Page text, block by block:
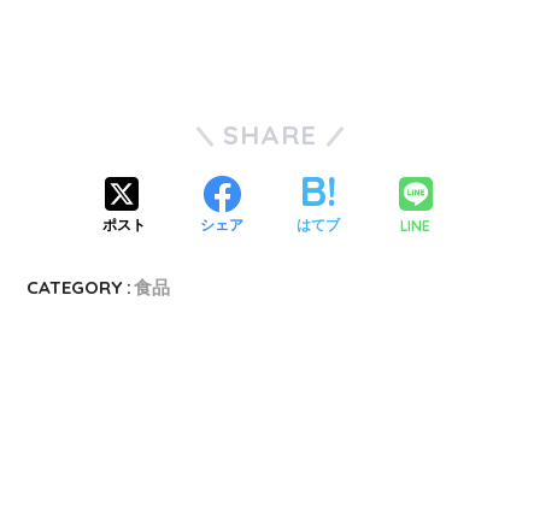
SHARE
ポスト シェア はてブ LINE
CATEGORY :食品